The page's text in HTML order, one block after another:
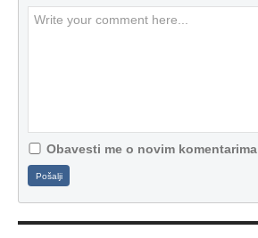
Obavesti me o novim komentarima
Pošalji